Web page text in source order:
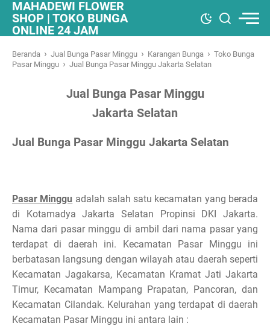
MAHADEWI FLOWER
SHOP | TOKO BUNGA
ONLINE 24 JAM
Beranda › Jual Bunga Pasar Minggu › Karangan Bunga › Toko Bunga
Pasar Minggu › Jual Bunga Pasar Minggu Jakarta Selatan
Jual Bunga Pasar Minggu
Jakarta Selatan
Jual Bunga Pasar Minggu Jakarta Selatan
Pasar Minggu adalah salah satu kecamatan yang berada
di Kotamadya Jakarta Selatan Propinsi DKI Jakarta.
Nama dari pasar minggu di ambil dari nama pasar yang
terdapat di daerah ini. Kecamatan Pasar Minggu ini
berbatasan langsung dengan wilayah atau daerah seperti
Kecamatan Jagakarsa, Kecamatan Kramat Jati Jakarta
Timur, Kecamatan Mampang Prapatan, Pancoran, dan
Kecamatan Cilandak. Kelurahan yang terdapat di daerah
Kecamatan Pasar Minggu ini antara lain :